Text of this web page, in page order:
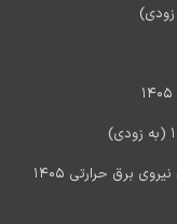
آخرین اخبار استخدام شرکت مادر تخصصی تولید نیروی برق حرارتی 1405